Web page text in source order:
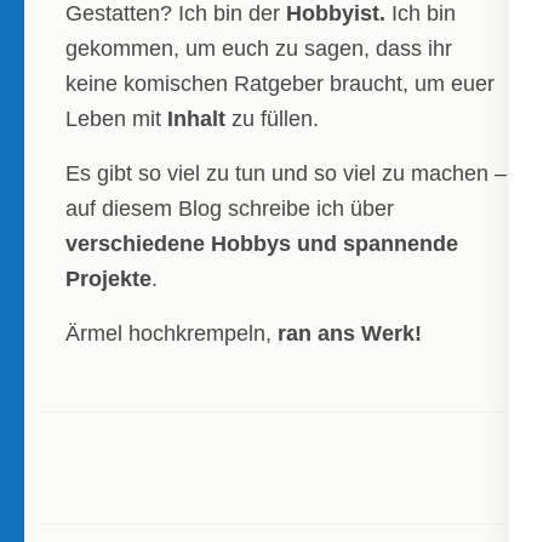
Gestatten? Ich bin der Hobbyist. Ich bin
gekommen, um euch zu sagen, dass ihr
keine komischen Ratgeber braucht, um euer
Leben mit Inhalt zu füllen.
Es gibt so viel zu tun und so viel zu machen –
auf diesem Blog schreibe ich über
verschiedene Hobbys und spannende
Projekte.
Ärmel hochkrempeln, ran ans Werk!